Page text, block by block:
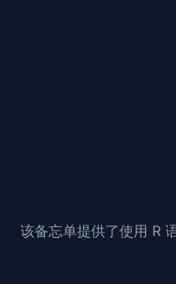
该备忘单提供了使用 R